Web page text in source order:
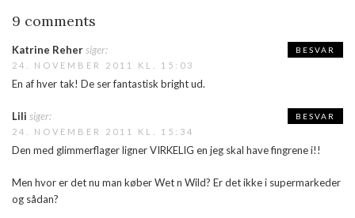
9 comments
Katrine Rehersiger:
24. NOVEMBER 2011 KL. 15:03
En af hver tak! De ser fantastisk bright ud.
BESVAR
Lili siger:
24. NOVEMBER 2011 KL. 15:34
Den med glimmerflager ligner VIRKELIG en jeg skal have fingrene i!!
Men hvor er det nu man køber Wet n Wild? Er det ikke i supermarkeder
og sådan?
BESVAR